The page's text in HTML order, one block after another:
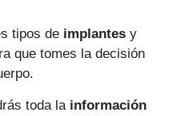
tipos de implantes y
que tomes la decisión
toda la información